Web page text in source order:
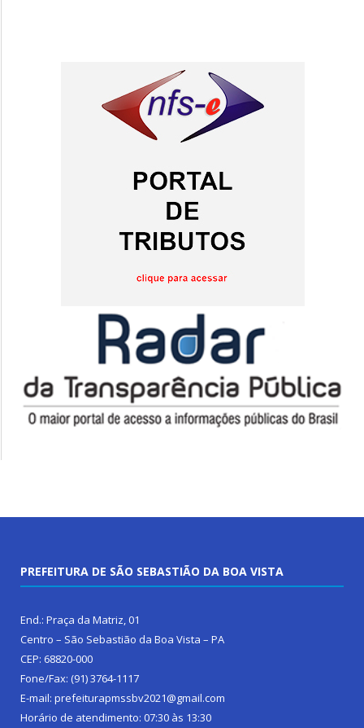
PREFEITURA DE SÃO SEBASTIÃO DA BOA VISTA
End.: Praça da Matriz, 01
Centro – São Sebastião da Boa Vista – PA
CEP: 68820-000
Fone/Fax: (91) 3764-1117
E-mail: prefeiturapmssbv2021@gmail.com
Horário de atendimento: 07:30 às 13:30